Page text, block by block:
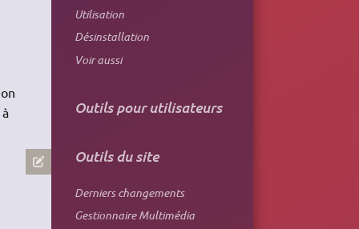
Utilisation
Désinstallation
Voir aussi
Outils pour utilisateurs
Outils du site
Derniers changements
Gestionnaire Multimédia